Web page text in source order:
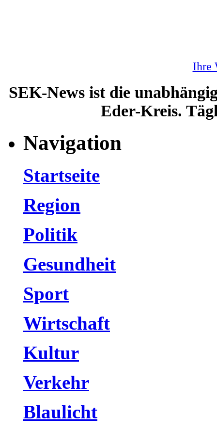
Ihre
SEK-News ist die
Eder-Kreis.
Navigation
Startseite
Region
Politik
Gesundheit
Sport
Wirtschaft
Kultur
Verkehr
Blaulicht